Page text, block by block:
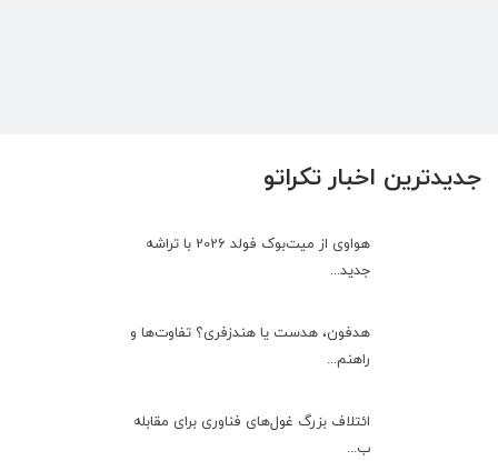
جدیدترین اخبار تکراتو
هواوی از میت‌بوک فولد 2026 با تراشه
جدید...
هدفون، هدست یا هندزفری؟ تفاوت‌ها و
راهنم...
ائتلاف بزرگ غول‌های فناوری برای مقابله
ب...